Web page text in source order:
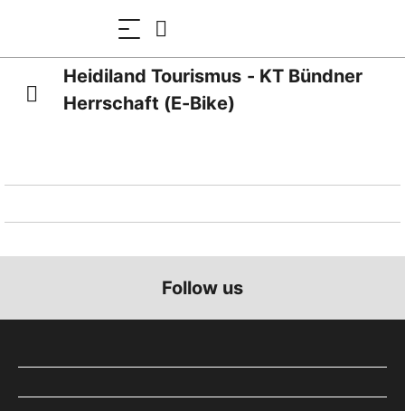
Heidiland Tourismus - KT Bündner
Herrschaft (E-Bike)
Follow us